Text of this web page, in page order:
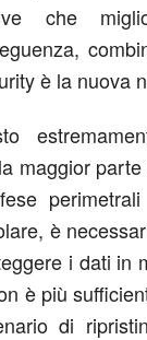
che
è la nuova
maggior
è
i dati in
è più
di